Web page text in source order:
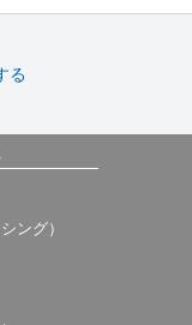
る
ング）